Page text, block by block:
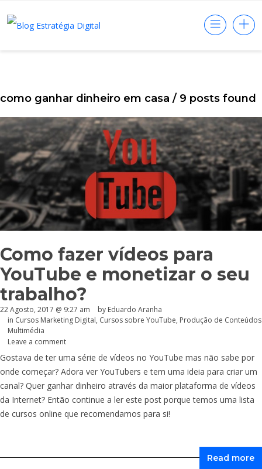
como ganhar dinheiro em casa / 9 posts found
Como fazer vídeos para
YouTube e monetizar o seu
trabalho?
22 Agosto, 2017 @ 9:27 am by Eduardo Aranha
in Cursos Marketing Digital, Cursos sobre YouTube, Produção de Conteúdos
Multimédia
Leave a comment
Gostava de ter uma série de vídeos no YouTube mas não sabe por
onde começar? Adora ver YouTubers e tem uma ideia para criar um
canal? Quer ganhar dinheiro através da maior plataforma de vídeos
da Internet? Então continue a ler este post porque temos uma lista
de cursos online que recomendamos para si!
Read more